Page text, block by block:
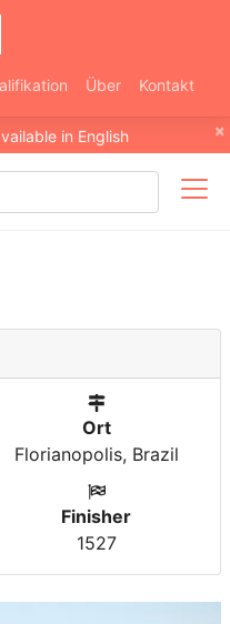
Über Kontakt
×
in English
Ort
Florianopolis, Brazil
Finisher
1527